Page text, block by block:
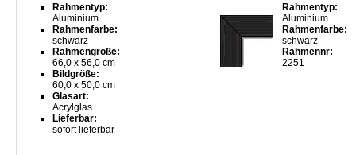
Rahmentyp:
Aluminium
Rahmenfarbe:
schwarz
Rahmengröße:
66,0 x 56,0 cm
Bildgröße:
60,0 x 50,0 cm
Glasart:
Acrylglas
Lieferbar:
sofort lieferbar
Rahmentyp:
Aluminium
Rahmenfarbe:
schwarz
Rahmennr:
2251